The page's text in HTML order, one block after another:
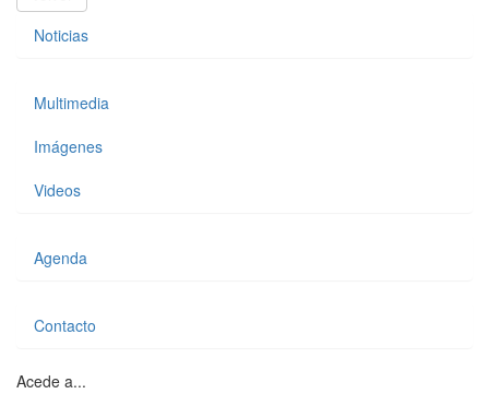
Noticias
Multimedia
Imágenes
Videos
Agenda
Contacto
Acede a...